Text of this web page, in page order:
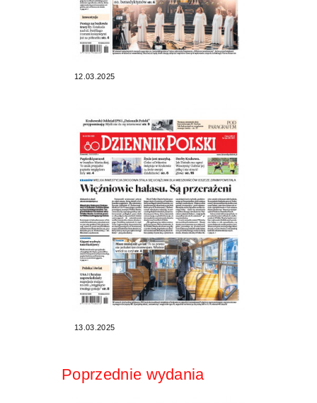
12.03.2025
13.03.2025
Poprzednie wydania